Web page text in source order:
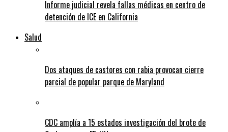
Informe judicial revela fallas médicas en centro de
detención de ICE en California
Salud
Dos ataques de castores con rabia provocan cierre
parcial de popular parque de Maryland
CDC amplía a 15 estados investigación del brote de